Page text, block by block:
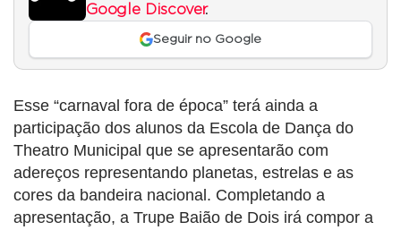
Google Discover.
Seguir no Google
Esse “carnaval fora de época” terá ainda a
participação dos alunos da Escola de Dança do
Theatro Municipal que se apresentarão com
adereços representando planetas, estrelas e as
cores da bandeira nacional. Completando a
apresentação, a Trupe Baião de Dois irá compor a